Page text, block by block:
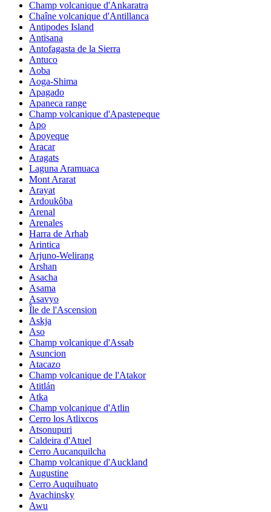
Champ volcanique d'Ankaratra
Chaîne volcanique d'Antillanca
Antipodes Island
Antisana
Antofagasta de la Sierra
Antuco
Aoba
Aoga-Shima
Apagado
Apaneca range
Champ volcanique d'Apastepeque
Apo
Apoyeque
Aracar
Aragats
Laguna Aramuaca
Mont Ararat
Arayat
Ardoukôba
Arenal
Arenales
Harra de Arhab
Arintica
Arjuno-Welirang
Arshan
Asacha
Asama
Asavyo
Île de l'Ascension
Askja
Aso
Champ volcanique d'Assab
Asuncion
Atacazo
Champ volcanique de l'Atakor
Atitlán
Atka
Champ volcanique d'Atlin
Cerro los Atlixcos
Atsonupuri
Caldeira d'Atuel
Cerro Aucanquilcha
Champ volcanique d'Auckland
Augustine
Cerro Auquihuato
Avachinsky
Awu